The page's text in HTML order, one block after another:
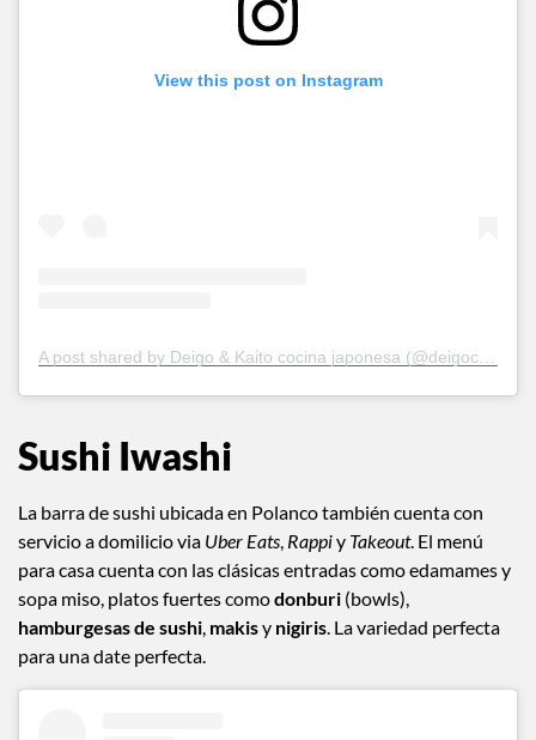
View this post on Instagram
Sushi Iwashi
La barra de sushi ubicada en Polanco también cuenta con
servicio a domilicio via Uber Eats, Rappiy Takeout. El menú
para casa cuenta con las clásicas entradas como edamames y
sopa miso, platos fuertes comodonburi (bowls),
hamburgesas de sushi, makisy nigiris. La variedad perfecta
para una date perfecta.